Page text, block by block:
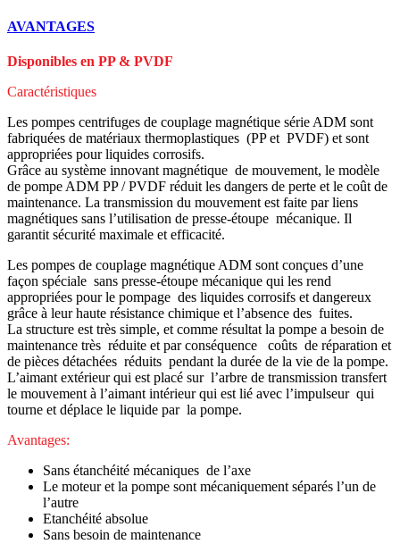
AVANTAGES
Disponibles en PP & PVDF
Caractéristiques
Les pompes centrifuges de couplage magnétique série ADM sont
fabriquées de matériaux thermoplastiques (PP et PVDF) et sont
appropriées pour liquides corrosifs.
Grâce au système innovant magnétique de mouvement, le modèle
de pompe ADM PP / PVDF réduit les dangers de perte et le coût de
maintenance. La transmission du mouvement est faite par liens
magnétiques sans l’utilisation de presse-étoupe mécanique. Il
garantit sécurité maximale et efficacité.
Les pompes de couplage magnétique ADM sont conçues d’une
façon spéciale sans presse-étoupe mécanique qui les rend
appropriées pour le pompage des liquides corrosifs et dangereux
grâce à leur haute résistance chimique et l’absence des fuites.
La structure est très simple, et comme résultat la pompe a besoin de
maintenance très réduite et par conséquence coûts de réparation et
de pièces détachées réduits pendant la durée de la vie de la pompe.
L’aimant extérieur qui est placé sur l’arbre de transmission transfert
le mouvement à l’aimant intérieur qui est lié avec l’impulseur qui
tourne et déplace le liquide par la pompe.
Avantages:
Sans étanchéité mécaniques de l’axe
Le moteur et la pompe sont mécaniquement séparés l’un de
l’autre
Etanchéité absolue
Sans besoin de maintenance